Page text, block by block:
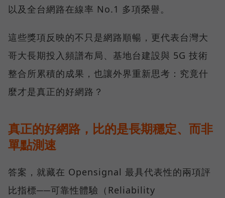
以及全台網路在線率 No.1 多項榮譽。
這些獎項反映的不只是網路順暢，更代表台灣大
哥大長期投入頻譜布局、基地台建設與 5G 技術
整合所累積的成果，也讓外界重新思考：究竟什
麼才是真正的好網路？
真正的好網路，比的是長期穩定、而非
單點測速
答案，就藏在 Opensignal 最具代表性的兩項評
比指標──可靠性體驗（Reliability